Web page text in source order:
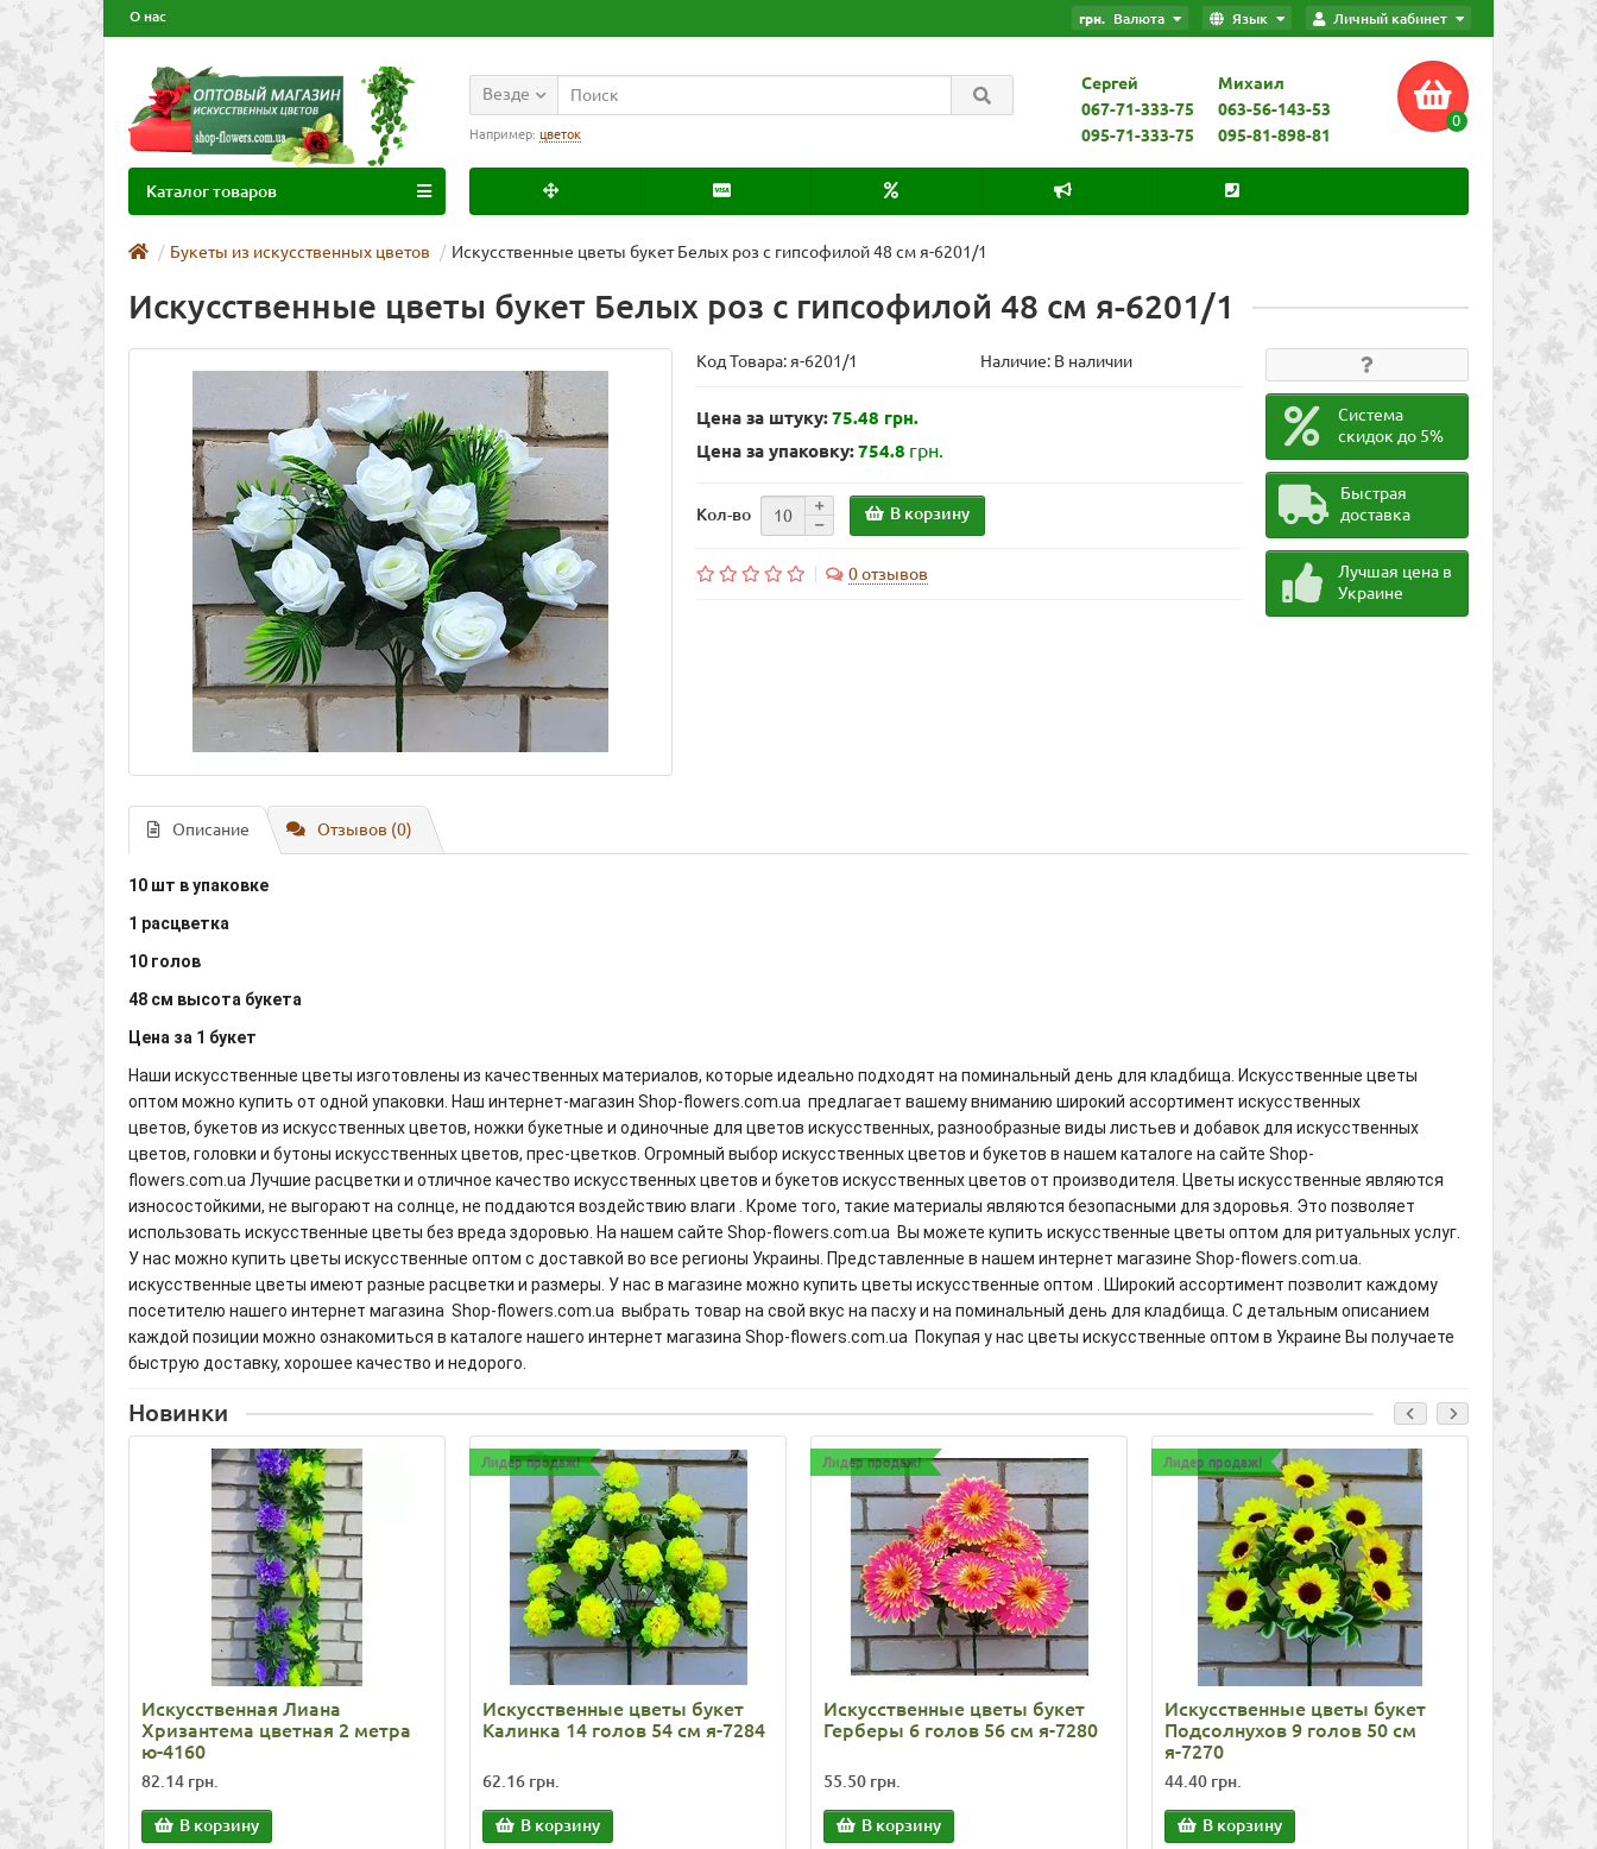
Личный кабинет
Язык
грн. Валюта
О нас
Сергей
067-71-333-75
095-71-333-75
Михаил
063-56-143-53
095-81-898-81
0
Везде
Например: цветок
Каталог товаров
Букеты из искусственных цветов Искусственные цветы букет Белых роз с гипсофилой 48 см я-6201/1
Искусственные цветы букет Белых роз с гипсофилой 48 см я-6201/1
Код Товара: я-6201/1 Наличие: В наличии
Цена за штуку:75.48 грн.
Цена за упаковку:754.8 грн.
Кол-во В корзину
0 отзывов
Система
скидок до 5%
Быстрая
доставка
Лучшая цена в
Украине
Описание Отзывов (0)
10 шт в упаковке
1 расцветка
10 голов
48 см высота букета
Цена за 1 букет
Наши искусственные цветы изготовлены из качественных материалов, которые идеально подходят на поминальный день для кладбища. Искусственные цветы
оптом можно купить от одной упаковки. Наш интернет-магазин Shop-flowers.com.ua предлагает вашему вниманию широкий ассортимент искусственных
цветов, букетов из искусственных цветов, ножки букетные и одиночные для цветов искусственных, разнообразные виды листьев и добавок для искусственных
цветов, головки и бутоны искусственных цветов, прес-цветков. Огромный выбор искусственных цветов и букетов в нашем каталоге на сайте Shop-
flowers.com.ua Лучшие расцветки и отличное качество искусственных цветов и букетов искусственных цветов от производителя. Цветы искусственные являются
износостойкими, не выгорают на солнце, не поддаются воздействию влаги . Кроме того, такие материалы являются безопасными для здоровья. Это позволяет
использовать искусственные цветы без вреда здоровью. На нашем сайте Shop-flowers.com.ua Вы можете купить искусственные цветы оптом для ритуальных услуг.
У нас можно купить цветы искусственные оптом с доставкой во все регионы Украины. Представленные в нашем интернет магазине Shop-flowers.com.ua.
искусственные цветы имеют разные расцветки и размеры. У нас в магазине можно купить цветы искусственные оптом . Широкий ассортимент позволит каждому
посетителю нашего интернет магазина Shop-flowers.com.ua выбрать товар на свой вкус на пасху и на поминальный день для кладбища. С детальным описанием
каждой позиции можно ознакомиться в каталоге нашего интернет магазина Shop-flowers.com.ua Покупая у нас цветы искусственные оптом в Украине Вы получаете
быструю доставку, хорошее качество и недорого.
Новинки
Искусственная Лиана
Хризантема цветная 2 метра
ю-4160
82.14 грн.
В корзину
Лидер продаж!
Искусственные цветы букет
Калинка 14 голов 54 см я-7284
62.16 грн.
В корзину
Лидер продаж!
Искусственные цветы букет
Герберы 6 голов 56 см я-7280
55.50 грн.
В корзину
Лидер продаж!
Искусственные цветы букет
Подсолнухов 9 голов 50 см
я-7270
44.40 грн.
В корзину
Лидер
я-7258
32.86 грн.
В